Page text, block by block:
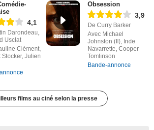
4,1
Darondeau,
Usclat
Clément,
Stocker, Julien
Obsession
3,9
De Curry Barker
Avec Michael
Johnston (II), Inde
Navarrette, Cooper
Tomlinson
Bande-annonce
films au ciné selon la presse